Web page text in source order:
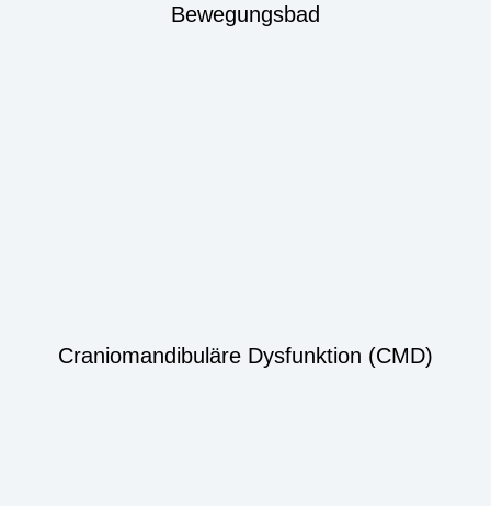
Bewegungsbad
Craniomandibuläre Dysfunktion (CMD)